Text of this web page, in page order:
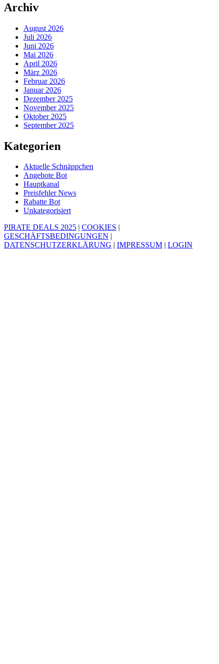
Archiv
August 2026
Juli 2026
Juni 2026
Mai 2026
April 2026
März 2026
Februar 2026
Januar 2026
Dezember 2025
November 2025
Oktober 2025
September 2025
Kategorien
Aktuelle Schnäppchen
Angebote Bot
Hauptkanal
Preisfehler News
Rabatte Bot
Unkategorisiert
PIRATE DEALS 2025
COOKIES
GESCHÄFTSBEDINGUNGEN
DATENSCHUTZERKLÄRUNG
IMPRESSUM LOGIN